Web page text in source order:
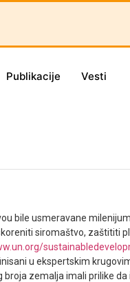
Publikacije Vesti
bile usmeravane
siromaštvo, zaštititi
u ekspertskim
zemalja imali prilike